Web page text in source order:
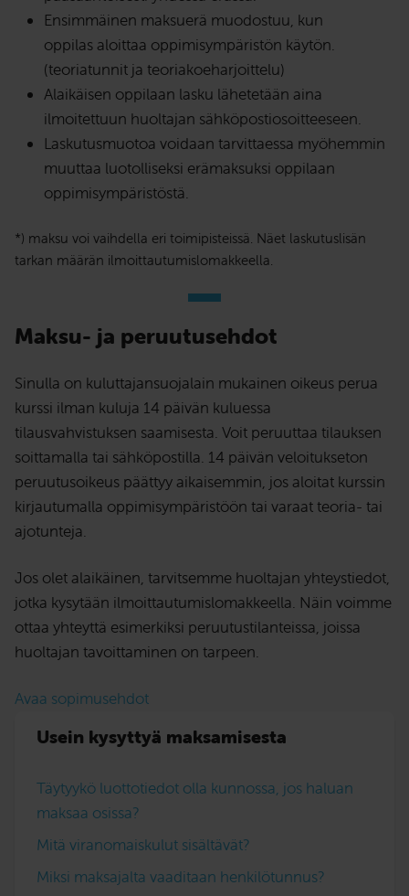
Ensimmäinen maksuerä muodostuu, kun
oppilas aloittaa oppimisympäristön käytön.
(teoriatunnit ja teoriakoeharjoittelu)
Alaikäisen oppilaan lasku lähetetään aina
ilmoitettuun huoltajan sähköpostiosoitteeseen.
Laskutusmuotoa voidaan tarvittaessa myöhemmin
muuttaa luotolliseksi erämaksuksi oppilaan
oppimisympäristöstä.
*) maksu voi vaihdella eri toimipisteissä. Näet laskutuslisän
tarkan määrän ilmoittautumislomakkeella.
Maksu- ja peruutusehdot
Sinulla on kuluttajansuojalain mukainen oikeus perua
kurssi ilman kuluja 14 päivän kuluessa
tilausvahvistuksen saamisesta. Voit peruuttaa tilauksen
soittamalla tai sähköpostilla. 14 päivän veloitukseton
peruutusoikeus päättyy aikaisemmin, jos aloitat kurssin
kirjautumalla oppimisympäristöön tai varaat teoria- tai
ajotunteja.
Jos olet alaikäinen, tarvitsemme huoltajan yhteystiedot,
jotka kysytään ilmoittautumislomakkeella. Näin voimme
ottaa yhteyttä esimerkiksi peruutustilanteissa, joissa
huoltajan tavoittaminen on tarpeen.
Avaa sopimusehdot
Usein kysyttyä maksamisesta
Täytyykö luottotiedot olla kunnossa, jos haluan
maksaa osissa?
Mitä viranomaiskulut sisältävät?
Miksi maksajalta vaaditaan henkilötunnus?